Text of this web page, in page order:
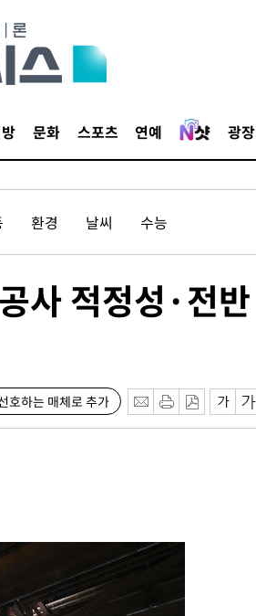
문화 스포츠 연예 광장
환경 날씨 수능
사 적정성·전반
호하는 매체로 추가